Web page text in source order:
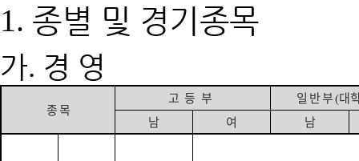
1. 종별 및 경기종목
가. 경 영
종 목
고등부 일 반 부(대
남
여 남